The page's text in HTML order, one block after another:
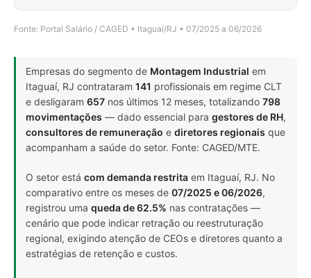
Fonte: Portal Salário / CAGED • Itaguaí/RJ • 07/2025 a 06/2026
Empresas do segmento de Montagem Industrial em
Itaguaí, RJ contrataram 141 profissionais em regime CLT
e desligaram 657 nos últimos 12 meses, totalizando 798
movimentações — dado essencial para gestores de RH,
consultores de remuneração e diretores regionais que
acompanham a saúde do setor. Fonte: CAGED/MTE.
O setor está com demanda restrita em Itaguaí, RJ. No
comparativo entre os meses de 07/2025 e 06/2026,
registrou uma queda de 62.5% nas contratações —
cenário que pode indicar retração ou reestruturação
regional, exigindo atenção de CEOs e diretores quanto a
estratégias de retenção e custos.